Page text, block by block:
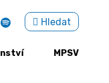
Hledat
MPSV